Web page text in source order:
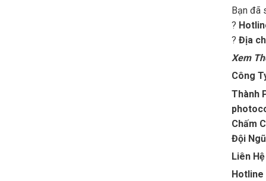
Bạn đã
?
? Địa
Xem
Công
Thành
Chấm
Đội
Liên
Hotline